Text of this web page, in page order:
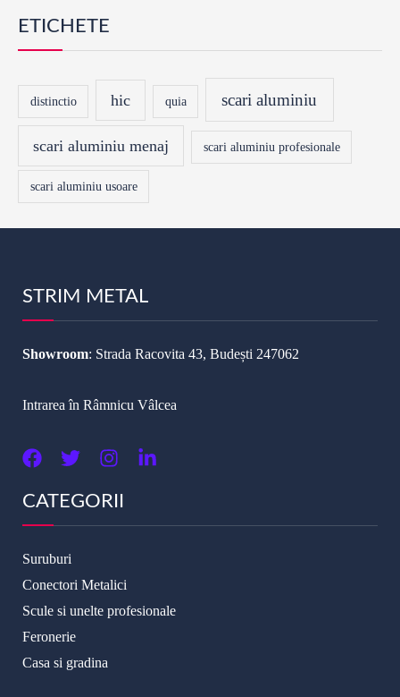
ETICHETE
distinctio hic quia scari aluminiu
scari aluminiu menaj scari aluminiu profesionale
scari aluminiu usoare
STRIM METAL
Showroom: Strada Racovita 43, Budești 247062
Intrarea în Râmnicu Vâlcea
CATEGORII
Suruburi
Conectori Metalici
Scule si unelte profesionale
Feronerie
Casa si gradina